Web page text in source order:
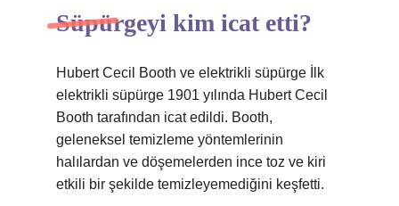
Süpürgeyi kim icat etti?
Hubert Cecil Booth ve elektrikli süpürge İlk
elektrikli süpürge 1901 yılında Hubert Cecil
Booth tarafından icat edildi. Booth,
geleneksel temizleme yöntemlerinin
halılardan ve döşemelerden ince toz ve kiri
etkili bir şekilde temizleyemediğini keşfetti.